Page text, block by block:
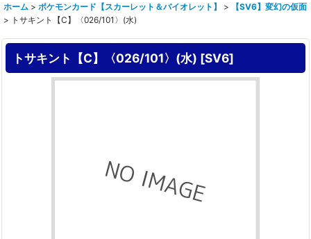
ホーム > ポケモンカード【スカーレット＆バイオレット】 >
【SV6】変幻の仮面
> トサキント【C】〈026/101〉(水)
トサキント【C】〈026/101〉(水) [SV6]